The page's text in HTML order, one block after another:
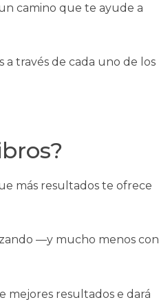
camino que te ayude a
a través de cada uno de los
más resultados te ofrece
—y mucho menos con
mejores resultados e dará